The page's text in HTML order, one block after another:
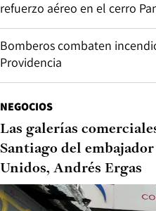
refuerzo aéreo en el cerro
Bomberos combaten
Providencia
NEGOCIOS
Las galerías
Santiago del
Unidos, Andrés Ergas